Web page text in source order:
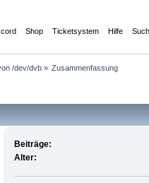
Shop Ticketsystem Hilfe
/dev/dvb» Zusammenfassung
Beiträge:
Alter: